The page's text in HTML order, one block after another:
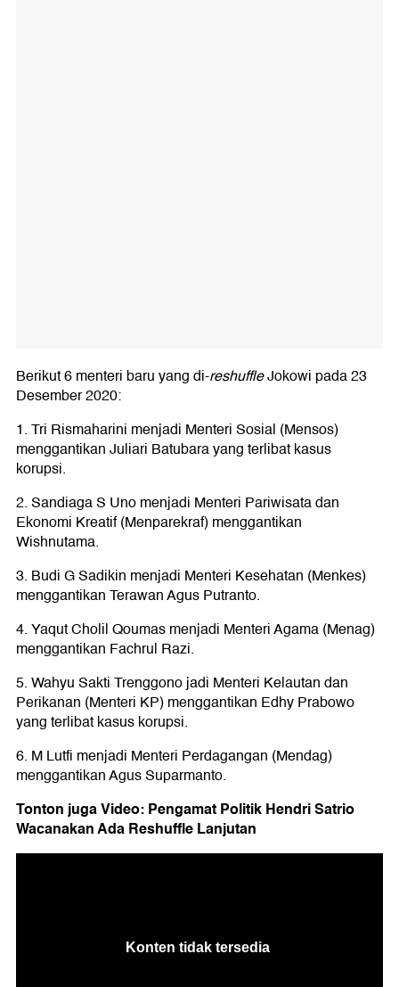
Berikut 6 menteri baru yang di-reshuffleJokowi pada 23
Desember 2020:
1. Tri Rismaharini menjadi Menteri Sosial (Mensos)
menggantikan Juliari Batubara yang terlibat kasus
korupsi.
2. Sandiaga S Uno menjadi Menteri Pariwisata dan
Ekonomi Kreatif (Menparekraf) menggantikan
Wishnutama.
3. Budi G Sadikin menjadi Menteri Kesehatan (Menkes)
menggantikan Terawan Agus Putranto.
4. Yaqut Cholil Qoumas menjadi Menteri Agama (Menag)
menggantikan Fachrul Razi.
5. Wahyu Sakti Trenggono jadi Menteri Kelautan dan
Perikanan (Menteri KP) menggantikan Edhy Prabowo
yang terlibat kasus korupsi.
6. M Lutfi menjadi Menteri Perdagangan (Mendag)
menggantikan Agus Suparmanto.
Tonton juga Video: Pengamat Politik Hendri Satrio
Wacanakan Ada Reshuffle Lanjutan